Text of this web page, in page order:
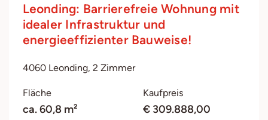
Leonding: Barrierefreie Wohnung mit
idealer Infrastruktur und
energieeffizienter Bauweise!
4060 Leonding, 2 Zimmer
Fläche
ca. 60,8 m²
Kaufpreis
€ 309.888,00